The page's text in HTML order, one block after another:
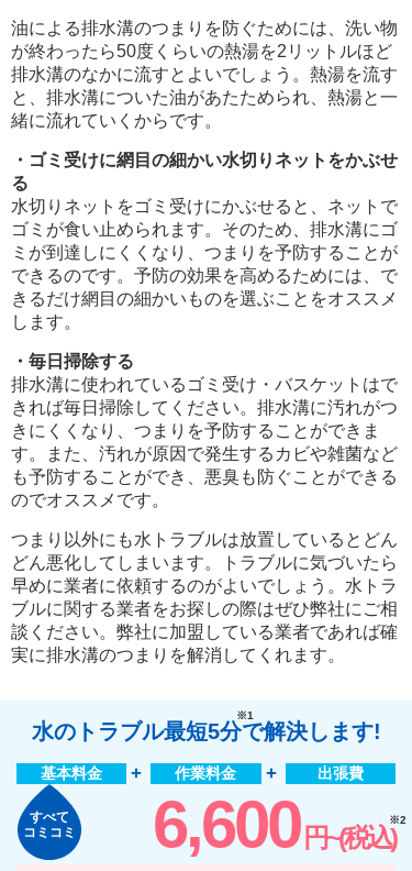
油による排水溝のつまりを防ぐためには、洗い物
が終わったら50度くらいの熱湯を2リットルほど
排水溝のなかに流すとよいでしょう。熱湯を流す
と、排水溝についた油があたためられ、熱湯と一
緒に流れていくからです。
・ゴミ受けに網目の細かい水切りネットをかぶせ
る
水切りネットをゴミ受けにかぶせると、ネットで
ゴミが食い止められます。そのため、排水溝にゴ
ミが到達しにくくなり、つまりを予防することが
できるのです。予防の効果を高めるためには、で
きるだけ網目の細かいものを選ぶことをオススメ
します。
・毎日掃除する
排水溝に使われているゴミ受け・バスケットはで
きれば毎日掃除してください。排水溝に汚れがつ
きにくくなり、つまりを予防することができま
す。また、汚れが原因で発生するカビや雑菌など
も予防することができ、悪臭も防ぐことができる
のでオススメです。
つまり以外にも水トラブルは放置しているとどん
どん悪化してしまいます。トラブルに気づいたら
早めに業者に依頼するのがよいでしょう。水トラ
ブルに関する業者をお探しの際はぜひ弊社にご相
談ください。弊社に加盟している業者であれば確
実に排水溝のつまりを解消してくれます。
水のトラブル最短5分
※1
で解決します!
基本料金 作業料金 出張費
すべて
コミコミ
6,600 円~(税込)
※2